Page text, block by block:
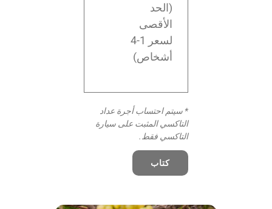
(الحد
الأقصى
لسعر 1-4
أشخاص)
* سيتم احتساب أجرة عداد
التاكسي المثبت على سيارة
التاكسي فقط.
كتاب